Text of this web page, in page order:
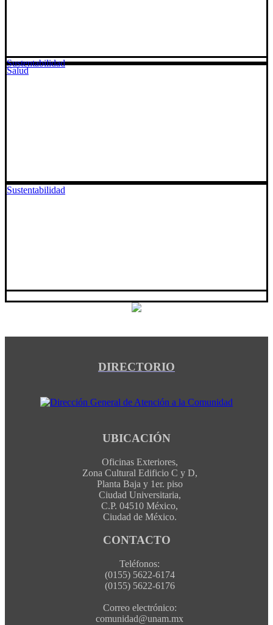
Salud
Sustentabilidad
Sustentabilidad
DIRECTORIO
UBICACIÓN
Oficinas Exteriores,
Zona Cultural Edificio C y D,
Planta Baja y 1er. piso
Ciudad Universitaria,
C.P. 04510 México,
Ciudad de México.
CONTACTO
Teléfonos:
(0155) 5622-6174
(0155) 5622-6176
Correo electrónico:
comunidad@unam.mx